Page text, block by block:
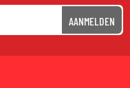
AANMELDEN